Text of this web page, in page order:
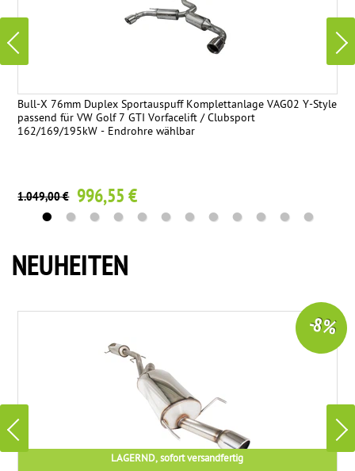
Bull-X 76mm Duplex Sportauspuff Komplettanlage VAG02 Y-Style
passend für VW Golf 7 GTI Vorfacelift / Clubsport
162/169/195kW - Endrohre wählbar
1.049,00 € 996,55 €
NEUHEITEN
LAGERND, sofort versandfertig
-8 %